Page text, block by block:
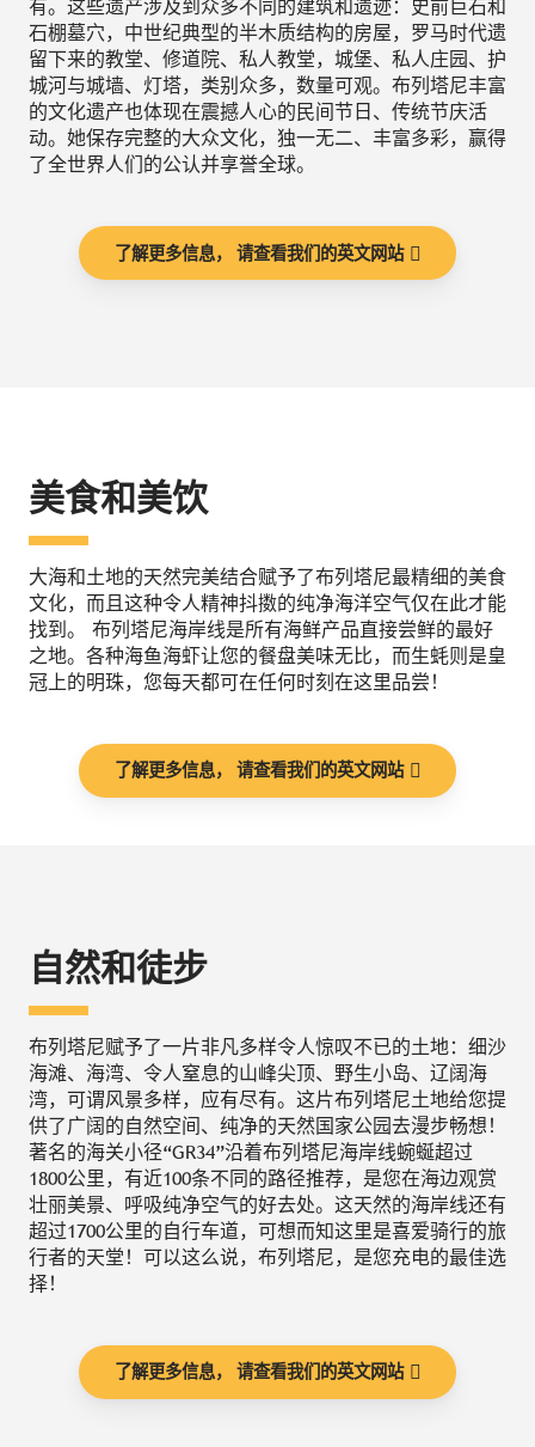
有。这些遗产涉及到众多不同的建筑和遗迹：史前巨石和
石棚墓穴，中世纪典型的半木质结构的房屋，罗马时代遗
留下来的教堂、修道院、私人教堂，城堡、私人庄园、护
城河与城墙、灯塔，类别众多，数量可观。布列塔尼丰富
的文化遗产也体现在震撼人心的民间节日、传统节庆活
动。她保存完整的大众文化，独一无二、丰富多彩，赢得
了全世界人们的公认并享誉全球。
了解更多信息， 请查看我们的英文网站
美食和美饮
大海和土地的天然完美结合赋予了布列塔尼最精细的美食
文化，而且这种令人精神抖擞的纯净海洋空气仅在此才能
找到。 布列塔尼海岸线是所有海鲜产品直接尝鲜的最好
之地。各种海鱼海虾让您的餐盘美味无比，而生蚝则是皇
冠上的明珠，您每天都可在任何时刻在这里品尝！
了解更多信息， 请查看我们的英文网站
自然和徒步
布列塔尼赋予了一片非凡多样令人惊叹不已的土地：细沙
海滩、海湾、令人窒息的山峰尖顶、野生小岛、辽阔海
湾，可谓风景多样，应有尽有。这片布列塔尼土地给您提
供了广阔的自然空间、纯净的天然国家公园去漫步畅想！
著名的海关小径“GR34”沿着布列塔尼海岸线蜿蜒超过
1800公里，有近100条不同的路径推荐，是您在海边观赏
壮丽美景、呼吸纯净空气的好去处。这天然的海岸线还有
超过1700公里的自行车道，可想而知这里是喜爱骑行的旅
行者的天堂！可以这么说，布列塔尼，是您充电的最佳选
择！
了解更多信息， 请查看我们的英文网站